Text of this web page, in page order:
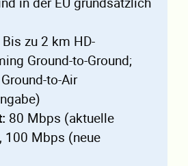
Bis zu 2 km HD-
Ground-to-Ground;
to-Air
80 Mbps (aktuelle
100 Mbps (neue